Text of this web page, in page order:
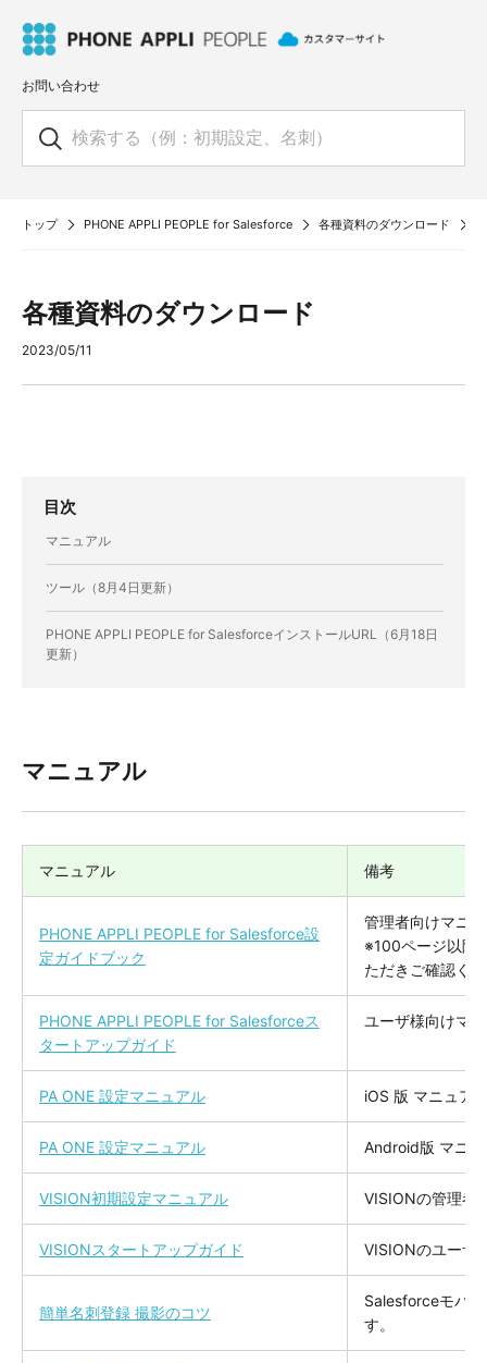
お問い合わせ
トップ PHONE APPLI PEOPLE for Salesforce 各種資料のダウンロード
各種資料のダウンロード
2023/05/11
目次
マニュアル
ツール（8月4日更新）
PHONE APPLI PEOPLE for SalesforceインストールURL（6月18日
更新）
マニュアル
マニュアル 備考
PHONE APPLI PEOPLE for Salesforce設
定ガイドブック
管理者向けマニ
※100ページ以降
ただきご確認く
PHONE APPLI PEOPLE for Salesforceス
タートアップガイド
ユーザ様向けマ
PA ONE 設定マニュアル iOS 版 マニュア
PA ONE 設定マニュアル Android版 マニ
VISION初期設定マニュアル VISIONの管理者
VISIONスタートアップガイド VISIONのユーザ
簡単名刺登録 撮影のコツ
Salesforceモバ
す。